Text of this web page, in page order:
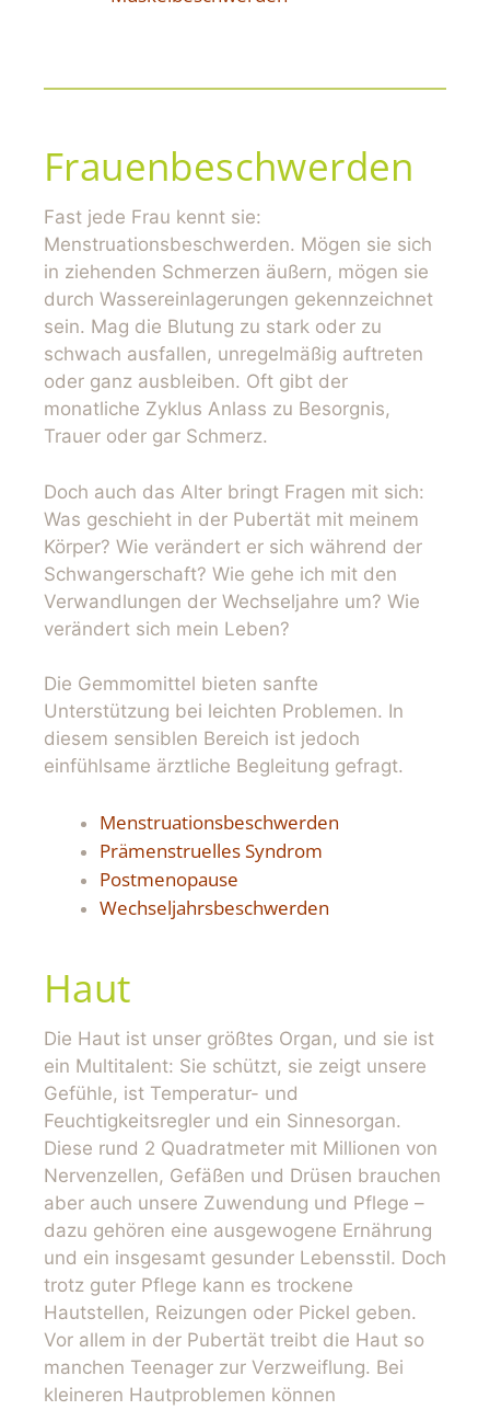
Frauenbeschwerden
Fast jede Frau kennt sie:
Menstruationsbeschwerden. Mögen sie sich
in ziehenden Schmerzen äußern, mögen sie
durch Wassereinlagerungen gekennzeichnet
sein. Mag die Blutung zu stark oder zu
schwach ausfallen, unregelmäßig auftreten
oder ganz ausbleiben. Oft gibt der
monatliche Zyklus Anlass zu Besorgnis,
Trauer oder gar Schmerz.
Doch auch das Alter bringt Fragen mit sich:
Was geschieht in der Pubertät mit meinem
Körper? Wie verändert er sich während der
Schwangerschaft? Wie gehe ich mit den
Verwandlungen der Wechseljahre um? Wie
verändert sich mein Leben?
Die Gemmomittel bieten sanfte
Unterstützung bei leichten Problemen. In
diesem sensiblen Bereich ist jedoch
einfühlsame ärztliche Begleitung gefragt.
Menstruationsbeschwerden
Prämenstruelles Syndrom
Postmenopause
Wechseljahrsbeschwerden
Haut
Die Haut ist unser größtes Organ, und sie ist
ein Multitalent: Sie schützt, sie zeigt unsere
Gefühle, ist Temperatur- und
Feuchtigkeitsregler und ein Sinnesorgan.
Diese rund 2 Quadratmeter mit Millionen von
Nervenzellen, Gefäßen und Drüsen brauchen
aber auch unsere Zuwendung und Pflege –
dazu gehören eine ausgewogene Ernährung
und ein insgesamt gesunder Lebensstil. Doch
trotz guter Pflege kann es trockene
Hautstellen, Reizungen oder Pickel geben.
Vor allem in der Pubertät treibt die Haut so
manchen Teenager zur Verzweiflung. Bei
kleineren Hautproblemen können